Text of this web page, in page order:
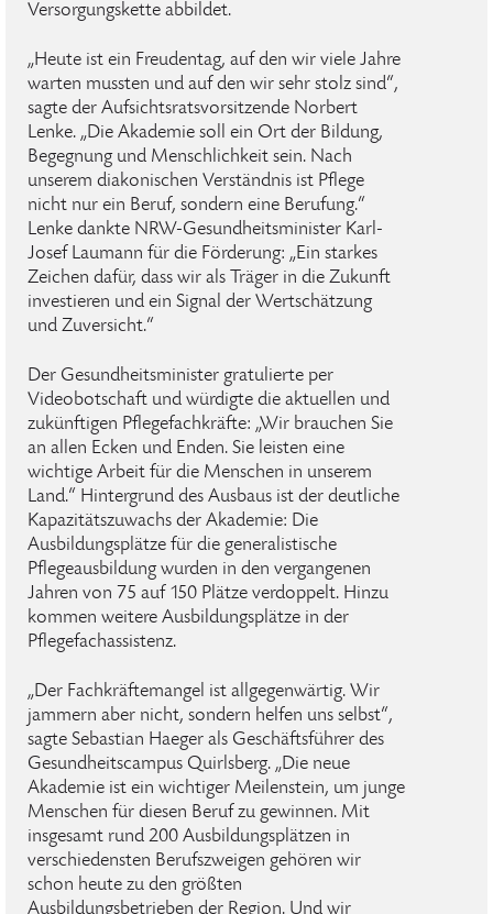
Versorgungskette abbildet.
„Heute ist ein Freudentag, auf den wir viele Jahre
warten mussten und auf den wir sehr stolz sind“,
sagte der Aufsichtsratsvorsitzende Norbert
Lenke. „Die Akademie soll ein Ort der Bildung,
Begegnung und Menschlichkeit sein. Nach
unserem diakonischen Verständnis ist Pflege
nicht nur ein Beruf, sondern eine Berufung.“
Lenke dankte NRW-Gesundheitsminister Karl-
Josef Laumann für die Förderung: „Ein starkes
Zeichen dafür, dass wir als Träger in die Zukunft
investieren und ein Signal der Wertschätzung
und Zuversicht.“
Der Gesundheitsminister gratulierte per
Videobotschaft und würdigte die aktuellen und
zukünftigen Pflegefachkräfte: „Wir brauchen Sie
an allen Ecken und Enden. Sie leisten eine
wichtige Arbeit für die Menschen in unserem
Land.“ Hintergrund des Ausbaus ist der deutliche
Kapazitätszuwachs der Akademie: Die
Ausbildungsplätze für die generalistische
Pflegeausbildung wurden in den vergangenen
Jahren von 75 auf 150 Plätze verdoppelt. Hinzu
kommen weitere Ausbildungsplätze in der
Pflegefachassistenz.
„Der Fachkräftemangel ist allgegenwärtig. Wir
jammern aber nicht, sondern helfen uns selbst“,
sagte Sebastian Haeger als Geschäftsführer des
Gesundheitscampus Quirlsberg. „Die neue
Akademie ist ein wichtiger Meilenstein, um junge
Menschen für diesen Beruf zu gewinnen. Mit
insgesamt rund 200 Ausbildungsplätzen in
verschiedensten Berufszweigen gehören wir
schon heute zu den größten
Ausbildungsbetrieben der Region. Und wir